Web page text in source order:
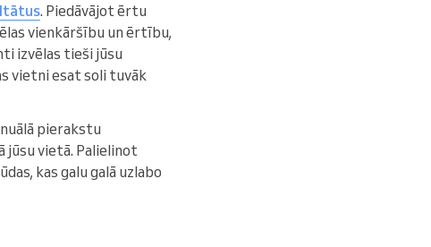
. Piedāvājot ērtu
vienkāršību un ērtību,
izvēlas tieši jūsu
vietni esat soli tuvāk
pierakstu
jūsu vietā. Palielinot
kas galu galā uzlabo